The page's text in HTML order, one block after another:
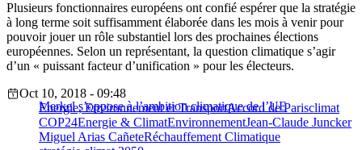
Plusieurs fonctionnaires européens ont confié espérer que la stratégie
à long terme soit suffisamment élaborée dans les mois à venir pour
pouvoir jouer un rôle substantiel lors des prochaines élections
européennes. Selon un représentant, la question climatique s’agir
d’un « puissant facteur d’unification » pour les électeurs.
Merkel s’oppose à l’ambition climatique de l’UE
Oct 10, 2018 - 09:48
Energie, Environnement et TransportAccord de Parisclimat
COP24Energie & ClimatEnvironnementJean-Claude Juncker
Miguel Arias CañeteRéchauffement Climatique